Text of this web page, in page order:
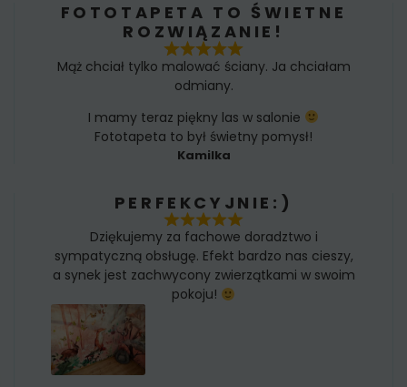
FOTOTAPETA TO ŚWIETNE
ROZWIĄZANIE!
Mąż chciał tylko malować ściany. Ja chciałam
odmiany.
I mamy teraz piękny las w salonie
Fototapeta to był świetny pomysł!
Kamilka
PERFEKCYJNIE:)
Dziękujemy za fachowe doradztwo i
sympatyczną obsługę. Efekt bardzo nas cieszy,
a synek jest zachwycony zwierzątkami w swoim
pokoju!